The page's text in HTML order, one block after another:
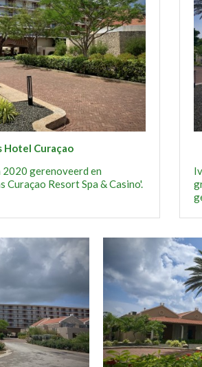
Hotel Curaçao
gerenoveerd en
Resort Spa & Casino'.